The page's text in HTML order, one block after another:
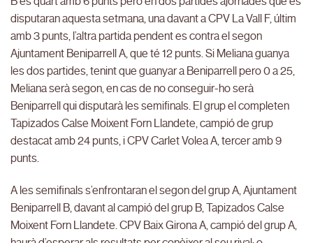
disputaran aquesta setmana, una davant a CPV La Vall F, últim
amb 3 punts, l’altra partida pendent es contra el segon
Ajuntament Beniparrell A, que té 12 punts. Si Meliana guanya
les dos partides, tenint que guanyar a Beniparrell pero 0 a 25,
Meliana serà segon, en cas de no conseguir-ho serà
Beniparrell qui disputarà les semifinals. El grup el completen
Tapizados Calse Moixent Forn Llandete, campió de grup
destacat amb 24 punts, i CPV Carlet Volea A, tercer amb 9
punts.
A les semifinals s’enfrontaran el segon del grup A, Ajuntament
Beniparrell B, davant al campió del grup B, Tapizados Calse
Moixent Forn Llandete. CPV Baix Girona A, campió del grup A,